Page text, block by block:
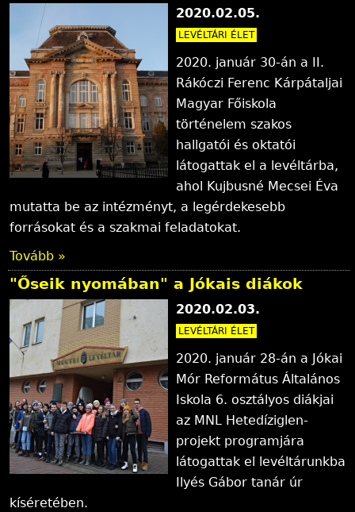
2020.02.05.
LEVÉLTÁRI ÉLET
2020. január 30-án a II.
Rákóczi Ferenc Kárpátaljai
Magyar Főiskola
történelem szakos
hallgatói és oktatói
látogattak el a levéltárba,
ahol Kujbusné Mecsei Éva
mutatta be az intézményt, a legérdekesebb
forrásokat és a szakmai feladatokat.
Tovább »
"Őseik nyomában" a Jókais diákok
2020.02.03.
LEVÉLTÁRI ÉLET
2020. január 28-án a Jókai
Mór Református Általános
Iskola 6. osztályos diákjai
az MNL Hetedíziglen-
projekt programjára
látogattak el levéltárunkba
Ilyés Gábor tanár úr
kíséretében.